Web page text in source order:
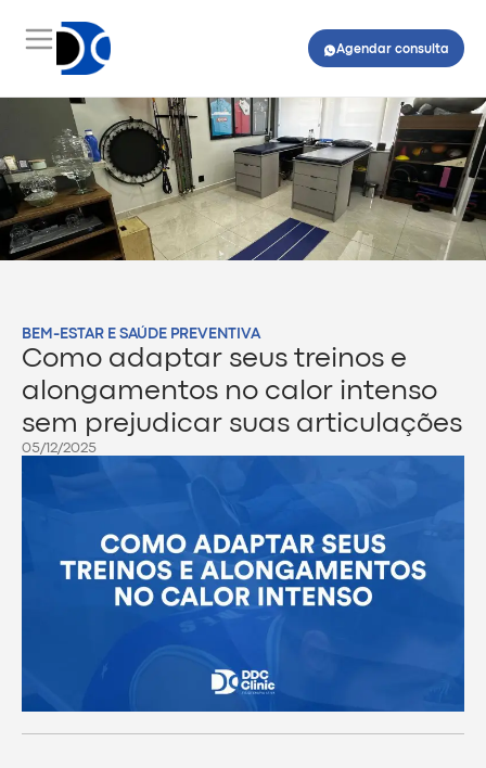
Agendar consulta
BEM-ESTAR E SAÚDE PREVENTIVA
Como adaptar seus treinos e
alongamentos no calor intenso
sem prejudicar suas articulações
05/12/2025